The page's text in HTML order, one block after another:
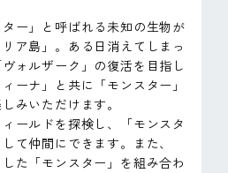
ー」と呼ばれる未知の生物が
ア島」。ある日消えてしまっ
ォルザーク」の復活を目指し
ーナ」と共に「モンスター」
みいただけます。
ールドを探検し、「モンスタ
て仲間にできます。また、
した「モンスター」を組み合わ